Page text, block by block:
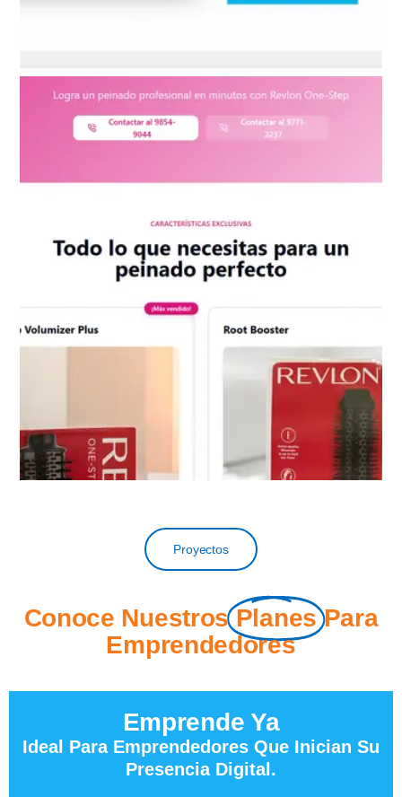
Proyectos
Conoce Nuestros Planes Para
Emprendedores
Emprende Ya
Ideal Para Emprendedores Que Inician Su
Presencia Digital.